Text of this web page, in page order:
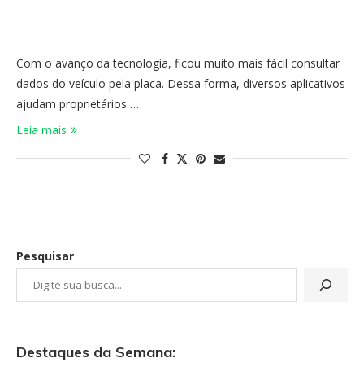
Com o avanço da tecnologia, ficou muito mais fácil consultar
dados do veículo pela placa. Dessa forma, diversos aplicativos
ajudam proprietários …
Leia mais
Pesquisar
Destaques da Semana: